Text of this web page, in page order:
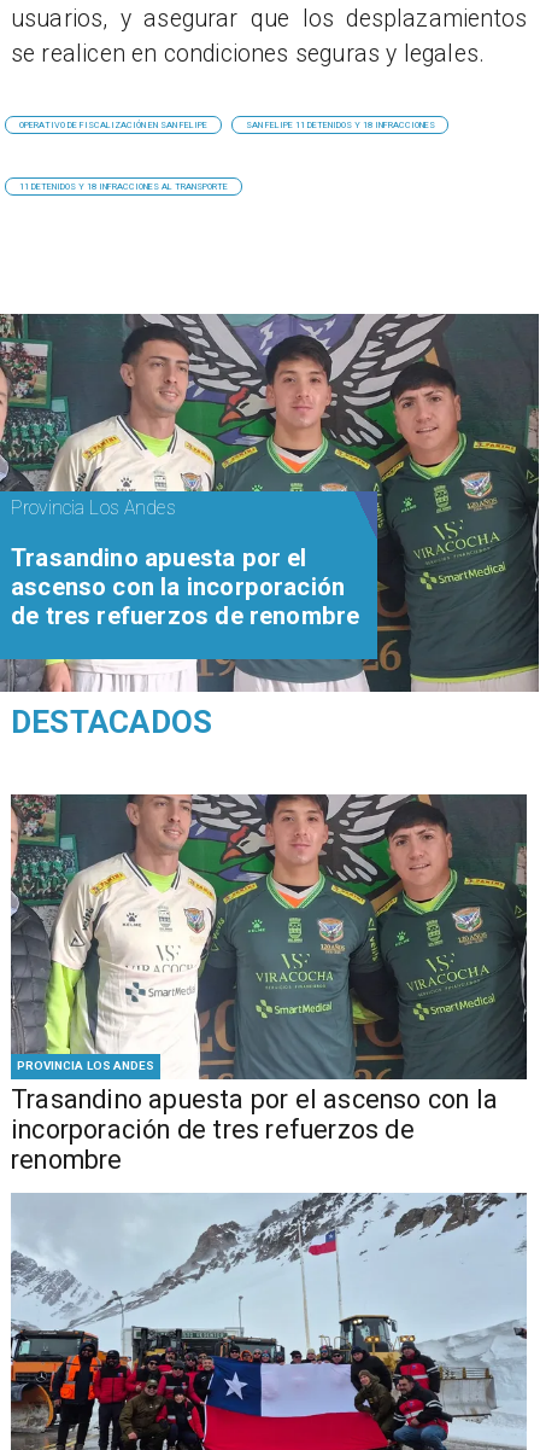
usuarios, y asegurar que los desplazamientos
se realicen en condiciones seguras y legales.
​​OPERATIVO DE FISCALIZACIÓN EN SAN FELIPE ​​SAN FELIPE 11 DETENIDOS Y 18 INFRACCIONES
11 DETENIDOS Y 18 INFRACCIONES AL TRANSPORTE
PROVINCIA LOS ANDES
Trasandino apuesta por el ascenso con la
incorporación de tres refuerzos de
renombre
Provincia Los Andes
Trasandino apuesta por el
ascenso con la incorporación
de tres refuerzos de renombre
DESTACADOS